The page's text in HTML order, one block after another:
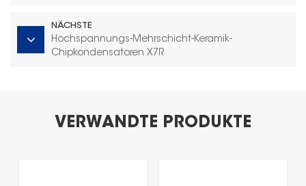
NÄCHSTE
Hochspannungs-Mehrschicht-Keramik-
Chipkondensatoren X7R
VERWANDTE PRODUKTE